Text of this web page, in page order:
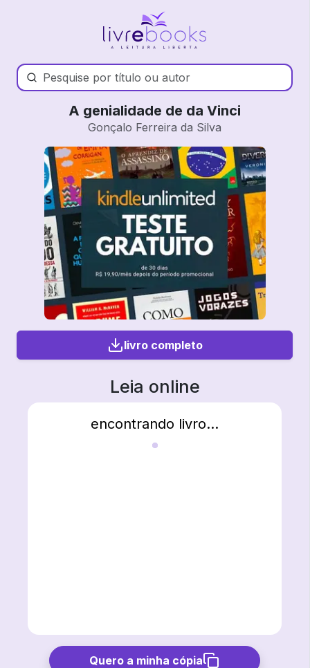
A genialidade de da Vinci
Gonçalo Ferreira da Silva
livro completo
Leia online
encontrando livro...
Quero a minha cópia